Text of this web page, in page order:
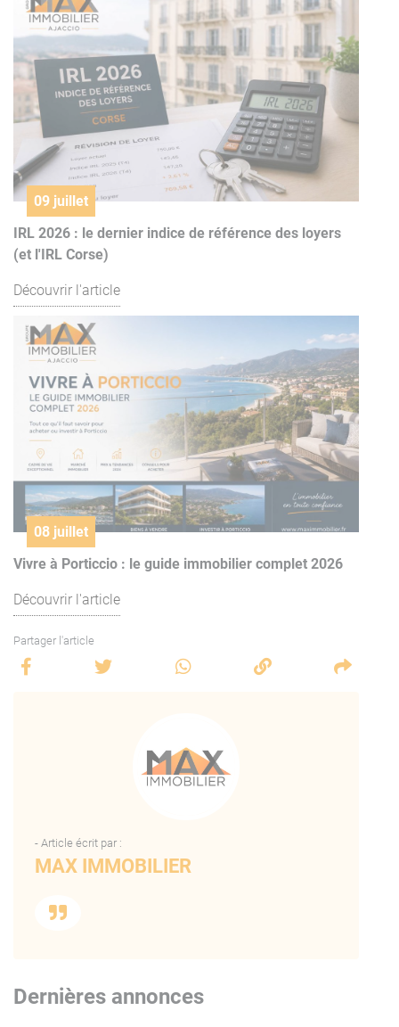
09 juillet
IRL 2026 : le dernier indice de référence des loyers
(et l'IRL Corse)
Découvrir l'article
08 juillet
Vivre à Porticcio : le guide immobilier complet 2026
Découvrir l'article
Partager l'article
- Article écrit par :
MAX IMMOBILIER
Dernières annonces